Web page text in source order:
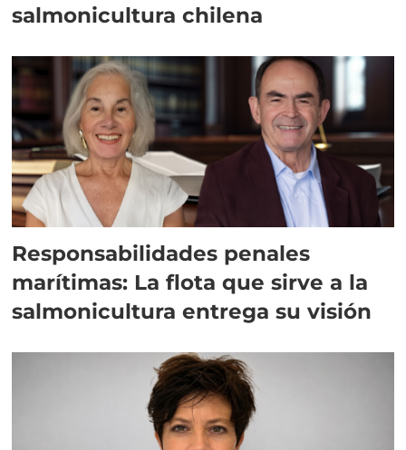
salmonicultura chilena
Responsabilidades penales
marítimas: La flota que sirve a la
salmonicultura entrega su visión